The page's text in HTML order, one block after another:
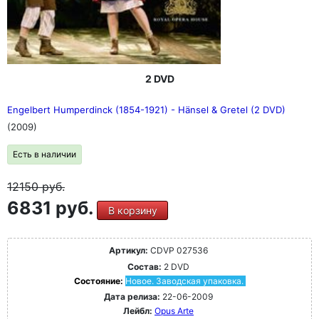
2 DVD
Engelbert Humperdinck (1854-1921) - Hänsel & Gretel (2 DVD)
(2009)
Есть в наличии
12150руб.
6831 руб. В корзину
Артикул: CDVP 027536
Состав: 2 DVD
Состояние: Новое. Заводская упаковка.
Дата релиза: 22-06-2009
Лейбл: Opus Arte